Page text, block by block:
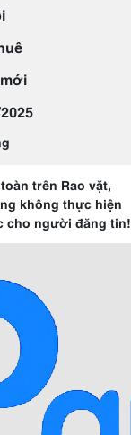
trên Rao vặt,
không thực hiện
cho người đăng tin!